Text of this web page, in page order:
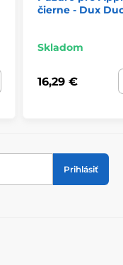
čierne - Dux
Skladom
16,29 €
Prihlásiť